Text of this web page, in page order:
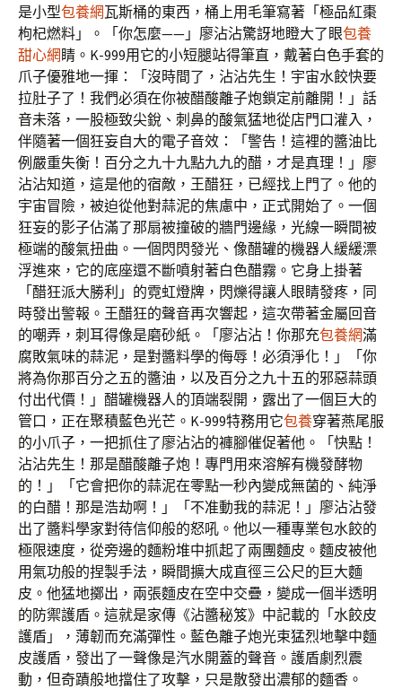
是小型包養網瓦斯桶的東西，桶上用毛筆寫著「極品紅棗
枸杞燃料」。「你怎麼——」廖沾沾驚訝地瞪大了眼包養
甜心網 睛。K-999用它的小短腿站得筆直，戴著白色手套的
爪子優雅地一揮：「沒時間了，沾沾先生！宇宙水餃快要
拉肚子了！我們必須在你被醋酸離子炮鎖定前離開！」話
音未落，一股極致尖銳、刺鼻的酸氣猛地從店門口灌入，
伴隨著一個狂妄自大的電子音效：「警告！這裡的醬油比
例嚴重失衡！百分之九十九點九九的醋，才是真理！」廖
沾沾知道，這是他的宿敵，王醋狂，已經找上門了。他的
宇宙冒險，被迫從他對蒜泥的焦慮中，正式開始了。一個
狂妄的影子佔滿了那扇被撞破的牆門邊緣，光線一瞬間被
極端的酸氣扭曲。一個閃閃發光、像醋罐的機器人緩緩漂
浮進來，它的底座還不斷噴射著白色醋霧。它身上掛著
「醋狂派大勝利」的霓虹燈牌，閃爍得讓人眼睛發疼，同
時發出警報。王醋狂的聲音再次響起，這次帶著金屬回音
的嘲弄，刺耳得像是磨砂紙。「廖沾沾！你那充包養網滿
腐敗氣味的蒜泥，是對醬料學的侮辱！必須淨化！」「你
將為你那百分之五的醬油，以及百分之九十五的邪惡蒜頭
付出代價！」醋罐機器人的頂端裂開，露出了一個巨大的
管口，正在聚積藍色光芒。K-999特務用它包養穿著燕尾服
的小爪子，一把抓住了廖沾沾的褲腳催促著他。「快點！
沾沾先生！那是醋酸離子炮！專門用來溶解有機發酵物
的！」「它會把你的蒜泥在零點一秒內變成無菌的、純淨
的白醋！那是浩劫啊！」「不准動我的蒜泥！」廖沾沾發
出了醬料學家對待信仰般的怒吼。他以一種專業包水餃的
極限速度，從旁邊的麵粉堆中抓起了兩團麵皮。麵皮被他
用氣功般的捏製手法，瞬間擴大成直徑三公尺的巨大麵
皮。他猛地擲出，兩張麵皮在空中交疊，變成一個半透明
的防禦護盾。這就是家傳《沾醬秘笈》中記載的「水餃皮
護盾」，薄韌而充滿彈性。藍色離子炮光束猛烈地擊中麵
皮護盾，發出了一聲像是汽水開蓋的聲音。護盾劇烈震
動，但奇蹟般地擋住了攻擊，只是散發出濃郁的麵香。